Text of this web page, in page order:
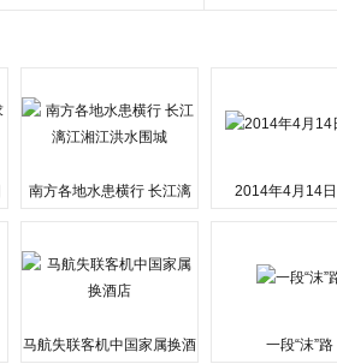
南方各地水患横行 长江漓
2014年4月14
马航失联客机中国家属换酒
一段“沫”路